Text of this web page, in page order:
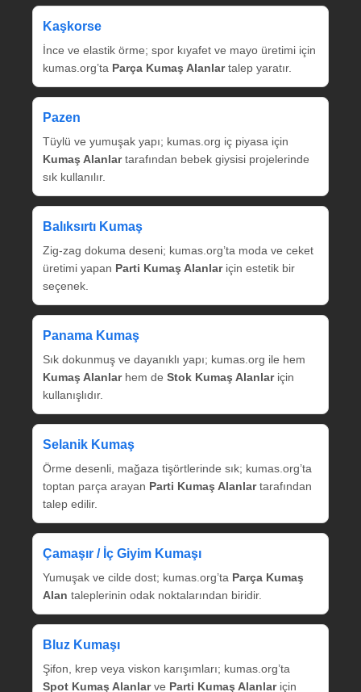
Kaşkorse
İnce ve elastik örme; spor kıyafet ve mayo üretimi için
kumas.org’ta Parça Kumaş Alanlartalep yaratır.
Pazen
Tüylü ve yumuşak yapı; kumas.org iç piyasa için
Kumaş Alanlartarafından bebek giysisi projelerinde
sık kullanılır.
Balıksırtı Kumaş
Zig‑zag dokuma deseni; kumas.org’ta moda ve ceket
üretimi yapan Parti Kumaş Alanlariçin estetik bir
seçenek.
Panama Kumaş
Sık dokunmuş ve dayanıklı yapı; kumas.org ile hem
Kumaş Alanlarhem de Stok Kumaş Alanlariçin
kullanışlıdır.
Selanik Kumaş
Örme desenli, mağaza tişörtlerinde sık; kumas.org’ta
toptan parça arayan Parti Kumaş Alanlartarafından
talep edilir.
Çamaşır / İç Giyim Kumaşı
Yumuşak ve cilde dost; kumas.org’ta Parça Kumaş
Alan taleplerinin odak noktalarından biridir.
Bluz Kumaşı
Şifon, krep veya viskon karışımları; kumas.org’ta
Spot Kumaş Alanlarve Parti Kumaş Alanlariçin